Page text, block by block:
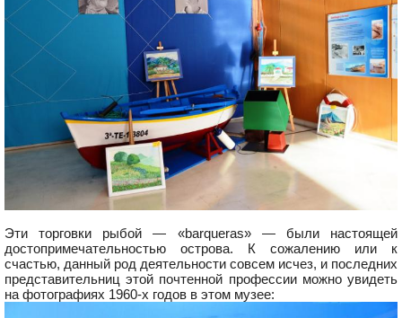
Эти торговки рыбой — «barqueras» — были настоящей
достопримечательностью острова. К сожалению или к
счастью, данный род деятельности совсем исчез, и последних
представительниц этой почтенной профессии можно увидеть
на фотографиях 1960-х годов в этом музее: